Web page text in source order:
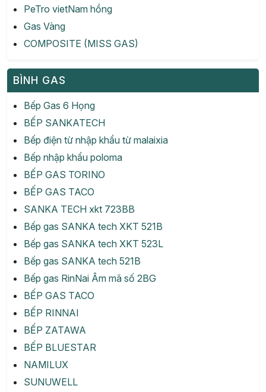
PeTro vietNam hồng
Gas Vàng
COMPOSITE (MISS GAS)
BÌNH GAS
Bếp Gas 6 Họng
BẾP SANKATECH
Bếp điện từ nhập khẩu từ malaixia
Bếp nhập khẩu poloma
BẾP GAS TORINO
BẾP GAS TACO
SANKA TECH xkt 723BB
Bếp gas SANKA tech XKT 521B
Bếp gas SANKA tech XKT 523L
Bếp gas SANKA tech 521B
Bếp gas RinNai Âm mã số 2BG
BẾP GAS TACO
BẾP RINNAI
BẾP ZATAWA
BẾP BLUESTAR
NAMILUX
SUNUWELL